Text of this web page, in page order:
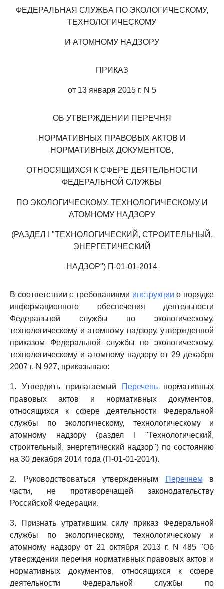
ФЕДЕРАЛЬНАЯ СЛУЖБА ПО ЭКОЛОГИЧЕСКОМУ,
ТЕХНОЛОГИЧЕСКОМУ
И АТОМНОМУ НАДЗОРУ
ПРИКАЗ
от 13 января 2015 г. N 5
ОБ УТВЕРЖДЕНИИ ПЕРЕЧНЯ
НОРМАТИВНЫХ ПРАВОВЫХ АКТОВ И
НОРМАТИВНЫХ ДОКУМЕНТОВ,
ОТНОСЯЩИХСЯ К СФЕРЕ ДЕЯТЕЛЬНОСТИ
ФЕДЕРАЛЬНОЙ СЛУЖБЫ
ПО ЭКОЛОГИЧЕСКОМУ, ТЕХНОЛОГИЧЕСКОМУ И
АТОМНОМУ НАДЗОРУ
(РАЗДЕЛ I "ТЕХНОЛОГИЧЕСКИЙ, СТРОИТЕЛЬНЫЙ,
ЭНЕРГЕТИЧЕСКИЙ
НАДЗОР") П-01-01-2014
В соответствии с требованиями инструкции о порядке
информационного обеспечения деятельности
Федеральной службы по экологическому,
технологическому и атомному надзору, утвержденной
приказом Федеральной службы по экологическому,
технологическому и атомному надзору от 29 декабря
2007 г. N 927, приказываю:
1. Утвердить прилагаемый Перечень нормативных
правовых актов и нормативных документов,
относящихся к сфере деятельности Федеральной
службы по экологическому, технологическому и
атомному надзору (раздел I "Технологический,
строительный, энергетический надзор") по состоянию
на 30 декабря 2014 года (П-01-01-2014).
2. Руководствоваться утвержденным Перечнем в
части, не противоречащей законодательству
Российской Федерации.
3. Признать утратившим силу приказ Федеральной
службы по экологическому, технологическому и
атомному надзору от 21 октября 2013 г. N 485 "Об
утверждении перечня нормативных правовых актов и
нормативных документов, относящихся к сфере
деятельности Федеральной службы по